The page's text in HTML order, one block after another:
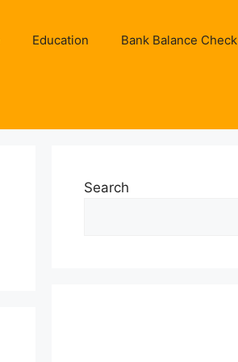
Education Bank Balance Check
Search